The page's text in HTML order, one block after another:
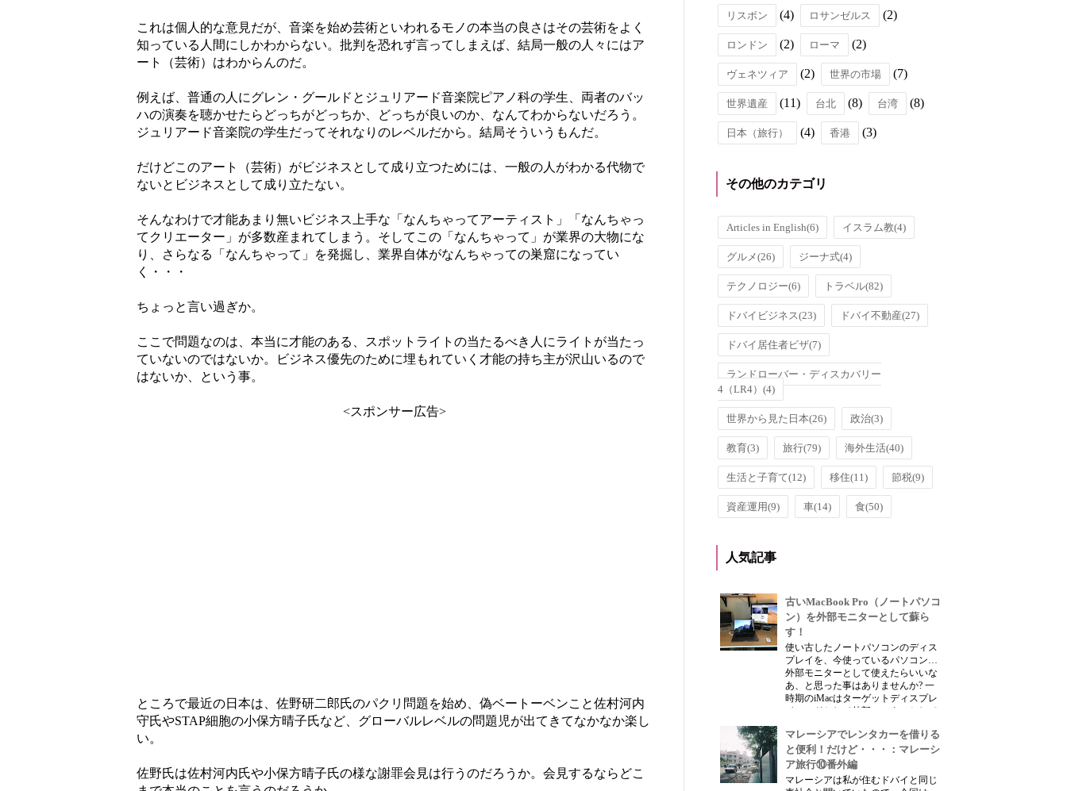
これは個人的な意見だが、音楽を始め芸術といわれるモノの本当の良さはその芸術をよく
知っている人間にしかわからない。批判を恐れず言ってしまえば、結局一般の人々にはア
ート（芸術）はわからんのだ。
例えば、普通の人にグレン・グールドとジュリアード音楽院ピアノ科の学生、両者のバッ
ハの演奏を聴かせたらどっちがどっちか、どっちが良いのか、なんてわからないだろう。
ジュリアード音楽院の学生だってそれなりのレベルだから。結局そういうもんだ。
だけどこのアート（芸術）がビジネスとして成り立つためには、一般の人がわかる代物で
ないとビジネスとして成り立たない。
そんなわけで才能あまり無いビジネス上手な「なんちゃってアーティスト」「なんちゃっ
てクリエーター」が多数産まれてしまう。そしてこの「なんちゃって」が業界の大物にな
り、さらなる「なんちゃって」を発掘し、業界自体がなんちゃっての巣窟になってい
く・・・
ちょっと言い過ぎか。
ここで問題なのは、本当に才能のある、スポットライトの当たるべき人にライトが当たっ
ていないのではないか。ビジネス優先のために埋もれていく才能の持ち主が沢山いるので
はないか、という事。
<スポンサー広告>
ところで最近の日本は、佐野研二郎氏のパクリ問題を始め、偽ベートーベンこと佐村河内
守氏やSTAP細胞の小保方晴子氏など、グローバルレベルの問題児が出てきてなかなか楽し
い。
佐野氏は佐村河内氏や小保方晴子氏の様な謝罪会見は行うのだろうか。会見するならどこ
リスボン (4) ロサンゼルス (2)
ロンドン (2) ローマ (2)
ヴェネツィア (2) 世界の市場 (7)
世界遺産 (11) 台北 (8) 台湾 (8)
日本（旅行） (4) 香港 (3)
その他のカテゴリ
Articles in English(6) イスラム教(4)
グルメ(26) ジーナ式(4)
テクノロジー(6) トラベル(82)
ドバイビジネス(23) ドバイ不動産(27)
ドバイ居住者ビザ(7)
ランドローバー・ディスカバリー
4（LR4） (4)
世界から見た日本(26) 政治(3)
教育(3) 旅行(79) 海外生活(40)
生活と子育て(12) 移住(11) 節税(9)
資産運用(9) 車(14) 食(50)
人気記事
古いMacBook Pro（ノートパソコ
ン）を外部モニターとして蘇ら
す！
使い古したノートパソコンのディス
プレイを、今使っているパソコンの
外部モニターとして使えたらいいな
あ、と思った事はありませんか? 一
時期のiMacはターゲットディスプレ
イモードとして外部モニターとして
Macbookなどノートパソコンは外部
モニターとし...
マレーシアでレンタカーを借りる
と便利！だけど・・・：マレーシ
ア旅行⑩番外編
マレーシアは私が住むドバイと同じ